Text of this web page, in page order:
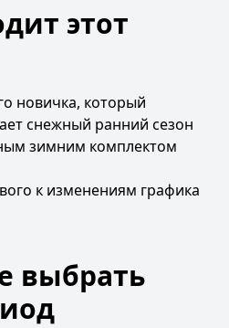
этот
новичка, который
снежный ранний сезон
зимним комплектом
к изменениям графика
выбрать